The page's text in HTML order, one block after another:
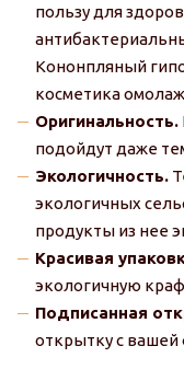
пользу для
Кононпляный
косметика
Оригинальность.
подойдут даже
Экологичность.
экологичных
продукты из нее
Красивая
экологичную
Подписанная
открытку с вашей